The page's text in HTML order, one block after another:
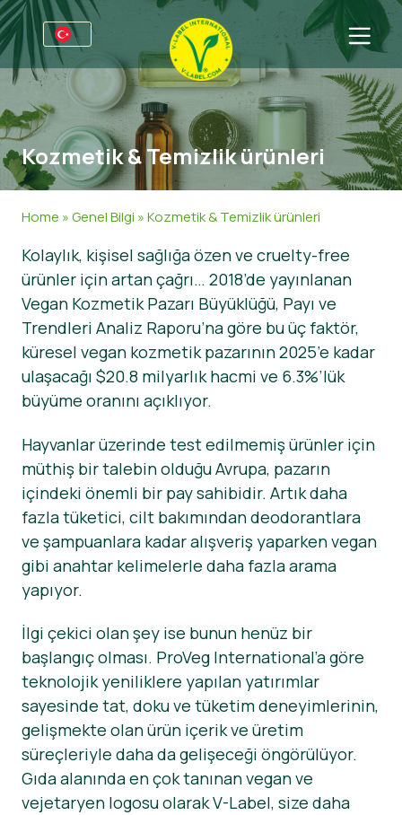
Firmalar için
Üreticiler için bilgiler
V-Label Webinars
Resources
V-Label Lisans’ı Edinin
Sektörler
Genel Bilgi
Gıda Dışında
Gastronomi
SSS
Sertifikalı Ürünler
Hakkımızda
İletişime geçin
V-Label Lisans’ı Edinin
Kötüye kullanımları bildirin
Müşteri bölümü
Haberler
Basın Materyalleri
Kozmetik & Temizlik ürünleri
Home »Genel Bilgi »Kozmetik & Temizlik ürünleri
Kolaylık, kişisel sağlığa özen ve cruelty-free
ürünler için artan çağrı… 2018’de yayınlanan
Vegan Kozmetik Pazarı Büyüklüğü, Payı ve
Trendleri Analiz Raporu’na göre bu üç faktör,
küresel vegan kozmetik pazarının 2025’e kadar
ulaşacağı $20.8 milyarlık hacmi ve 6.3%’lük
büyüme oranını açıklıyor.
Hayvanlar üzerinde test edilmemiş ürünler için
müthiş bir talebin olduğu Avrupa, pazarın
içindeki önemli bir pay sahibidir. Artık daha
fazla tüketici, cilt bakımından deodorantlara
ve şampuanlara kadar alışveriş yaparken vegan
gibi anahtar kelimelerle daha fazla arama
yapıyor.
İlgi çekici olan şey ise bunun henüz bir
başlangıç olması. ProVeg International’a göre
teknolojik yeniliklere yapılan yatırımlar
sayesinde tat, doku ve tüketim deneyimlerinin,
gelişmekte olan ürün içerik ve üretim
süreçleriyle daha da gelişeceği öngörülüyor.
Gıda alanında en çok tanınan vegan ve
vejetaryen logosu olarak V-Label, size daha